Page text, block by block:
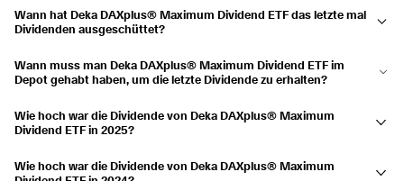
2020
3,22 %
Ausgezahlt
12.10.2020
Ausgezahlt
10.07.2020 10.07.2020
1,66 %
2019
Ausgezahlt
10.10.2019 10.10.2019
sind in den letzten 3 Jahren um 6,96 % gesunken.
Wann hat Deka DAXplus® Maximum Dividend ETF das letzte mal
Dividenden ausgeschüttet?
Wann muss man Deka DAXplus® Maximum Dividend ETF im
Depot gehabt haben, um die letzte Dividende zu erhalten?
Depot gehabt, hätte man die Ausschüttung erhalten.
Wie hoch war die Dividende von Deka DAXplus® Maximum
Dividend ETF in 2025?
3,334 $ in 2025 aus.
Wie hoch war die Dividende von Deka DAXplus® Maximum